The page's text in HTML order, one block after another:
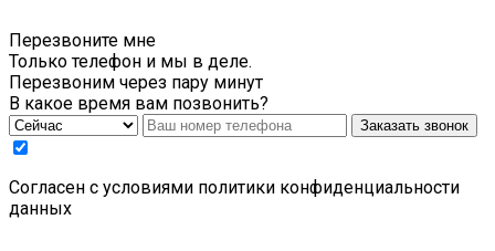
Перезвоните мне
Только телефон и мы в деле.
Перезвоним через пару минут
В какое время вам позвонить?
Заказать звонок
Cогласен с условиями политики конфиденциальности
данных